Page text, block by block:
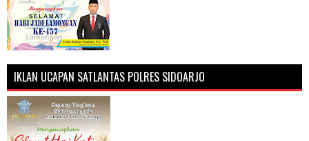
IKLAN UCAPAN SATLANTAS POLRES SIDOARJO